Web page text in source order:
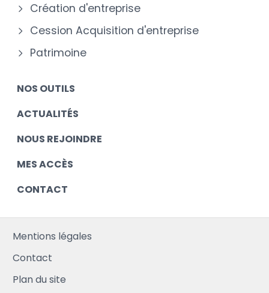
Création d'entreprise
Cession Acquisition d'entreprise
Patrimoine
NOS OUTILS
ACTUALITÉS
NOUS REJOINDRE
MES ACCÈS
CONTACT
Mentions légales
Contact
Plan du site